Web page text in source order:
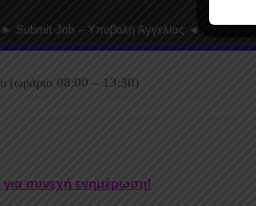
► Submit Job – Υποβολή Αγγελίας ◄
(ωράριο 08:00 – 13:30)
για συνεχή ενημέρωση!